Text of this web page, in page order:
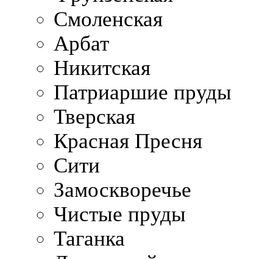
Смоленская
Арбат
Никитская
Патриаршие пруды
Тверская
Красная Пресня
Сити
Замоскворечье
Чистые пруды
Таганка